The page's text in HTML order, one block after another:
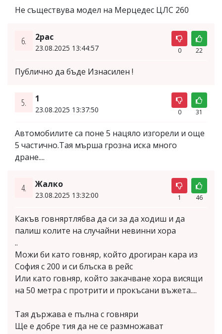
Не съществува модел на Мерцедес ЦЛС 260
6. 2pac
23.08.2025 13:44:57 0 22
Публично да бъде Изнасилен !
5. 1
23.08.2025 13:37:50 0 31
Автомобилите са поне 5 нацяло изгорели и още
5 частично.Тая мърша грозна иска много
дране....
4. Жалко
23.08.2025 13:32:00 1 46
Какъв говняртлябва да си за да ходиш и да
палиш колите на случайни невинни хора
..
Можи би като говняр, който дрогиран кара из
София с 200 и си блъска в рейс
Или като говняр, който закачване хора висящи
на 50 метра с протрити и прокъсани въжета....
Тая държава е пълна с говняри
Ще е добре тия да не се размножават